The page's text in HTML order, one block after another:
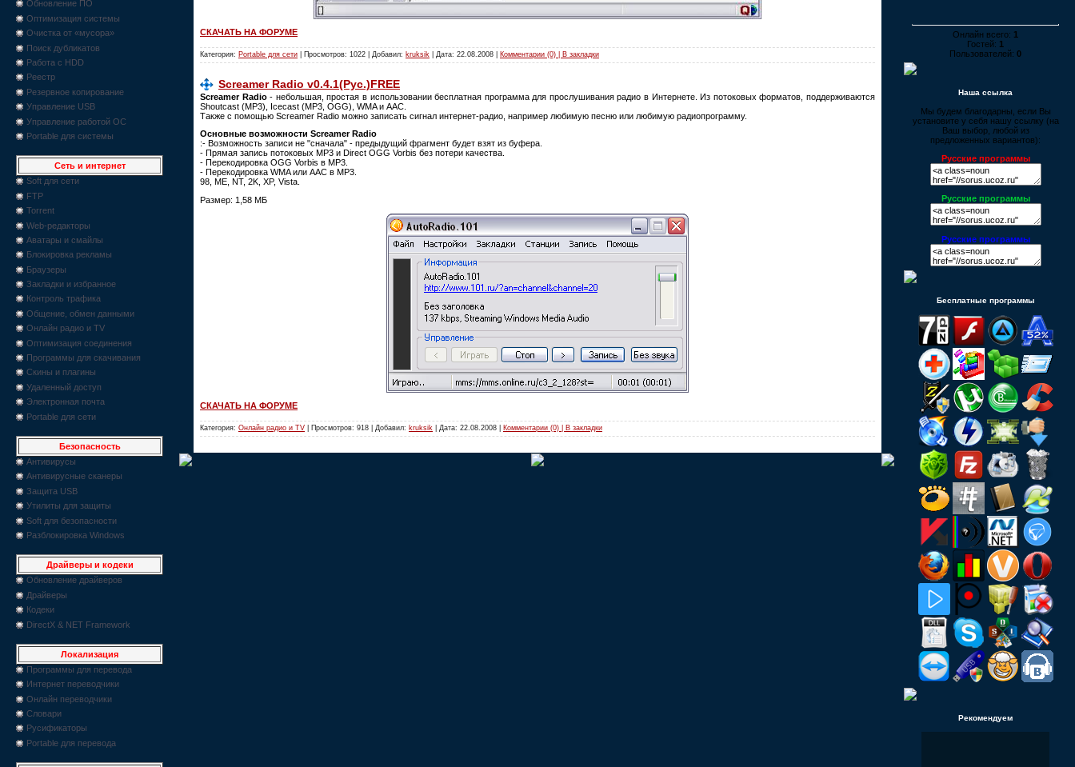
Обновление ПО
Оптимизация системы
Очистка от «мусора»
Поиск дубликатов
Работа с HDD
Реестр
Резервное копирование
Управление USB
Управление работой ОС
Portable для системы
Сеть и интернет
Soft для сети
FTP
Torrent
Web-редакторы
Аватары и смайлы
Блокировка рекламы
Браузеры
Закладки и избранное
Контроль трафика
Общение, обмен данными
Онлайн радио и TV
Оптимизация соединения
Программы для скачивания
Скины и плагины
Удаленный доступ
Электронная почта
Portable для сети
Безопасность
Антивирусы
Антивирусные сканеры
Защита USB
Утилиты для защиты
Soft для безопасности
Разблокировка Windows
Драйверы и кодеки
Обновление драйверов
Драйверы
Кодеки
DirectX & NET Framework
Локализация
Программы для перевода
Интернет переводчики
Онлайн переводчики
Словари
Русификаторы
Portable для перевода
СКАЧАТЬ НА ФОРУМЕ
Категория: Portable для сети | Просмотров: 1022 | Добавил: kruksik | Дата: 22.08.2008 Комментарии (0) | В закладки
Screamer Radio v0.4.1(Рус.)FREE
Screamer Radio- небольшая, простая в использовании бесплатная программа для прослушивания радио в Интернете. Из потоковых форматов, поддерживаются
Shoutcast (MP3), Icecast (MP3, OGG), WMA и ААС.
Также с помощью Screamer Radio можно записать сигнал интернет-радио, например любимую песню или любимую радиопрограмму.
Основные возможности Screamer Radio
:- Возможность записи не "сначала" - предыдущий фрагмент будет взят из буфера.
- Прямая запись потоковых MP3 и Direct OGG Vorbis без потери качества.
- Перекодировка OGG Vorbis в MP3.
- Перекодировка WMA или AAC в MP3.
98, ME, NT, 2K, XP, Vista.
Размер: 1,58 МБ
СКАЧАТЬ НА ФОРУМЕ
Категория: Онлайн радио и TV | Просмотров: 918 | Добавил: kruksik | Дата: 22.08.2008 Комментарии (0) | В закладки
Онлайн всего: 1
Гостей: 1
Пользователей: 0
Наша ссылка
Мы будем благодарны, если Вы
установите у себя нашу ссылку (на
Ваш выбор, любой из
предложенных вариантов):
Русские программы
Русские программы
Русские программы
Бесплатные программы
Рекомендуем